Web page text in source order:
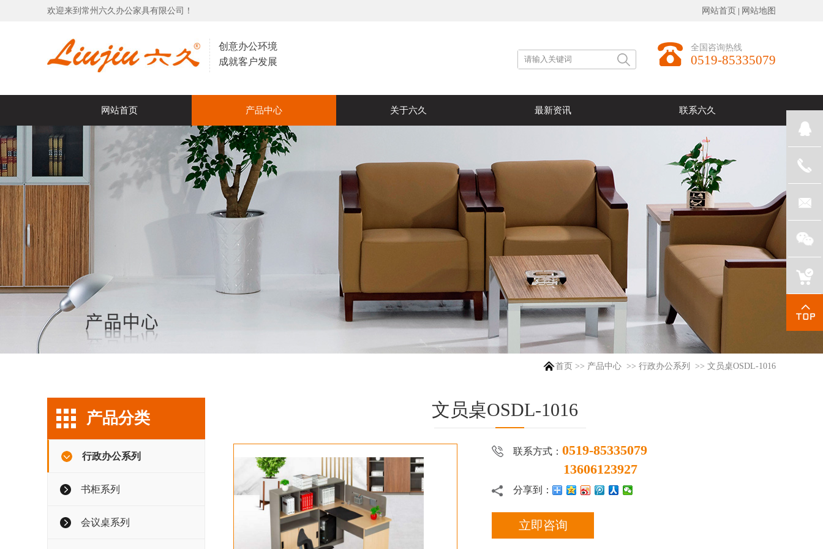
欢迎来到常州六久办公家具有限公司！ 网站首页 | 网站地图
创意办公环境
成就客户发展
全国咨询热线
0519-85335079
网站首页 产品中心 关于六久 最新资讯 联系六久
首页 >> 产品中心 >> 行政办公系列 >> 文员桌OSDL-1016
产品分类
行政办公系列
书柜系列
会议桌系列
文员桌OSDL-1016
联系方式： 0519-85335079
13606123927
分享到：
立即咨询
0519-